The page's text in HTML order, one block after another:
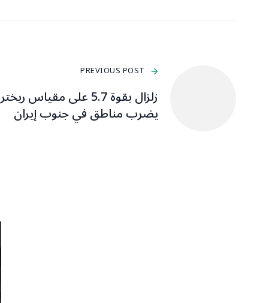
PREVIOUS POST
زلزال بقوة 5.7 على مقياس ريختر
يضرب مناطق في جنوب إيران